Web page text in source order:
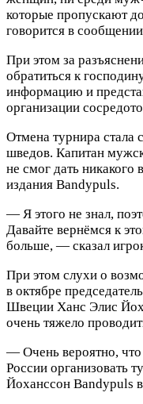
которые пропускают
говорится в
При этом за
обратиться к
информацию и
организации
Отмена турнира
шведов. Капитан
не смог дать никакого
издания Bandypuls.
— Я этого не знал,
Давайте вернёмся к
больше, — сказал
При этом слухи о
в октябре
Швеции Ханс Элис
очень тяжело
— Очень вероятно, что
России организовать
Йоханссон Bandypuls